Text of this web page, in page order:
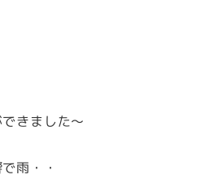
きました～
雨・・